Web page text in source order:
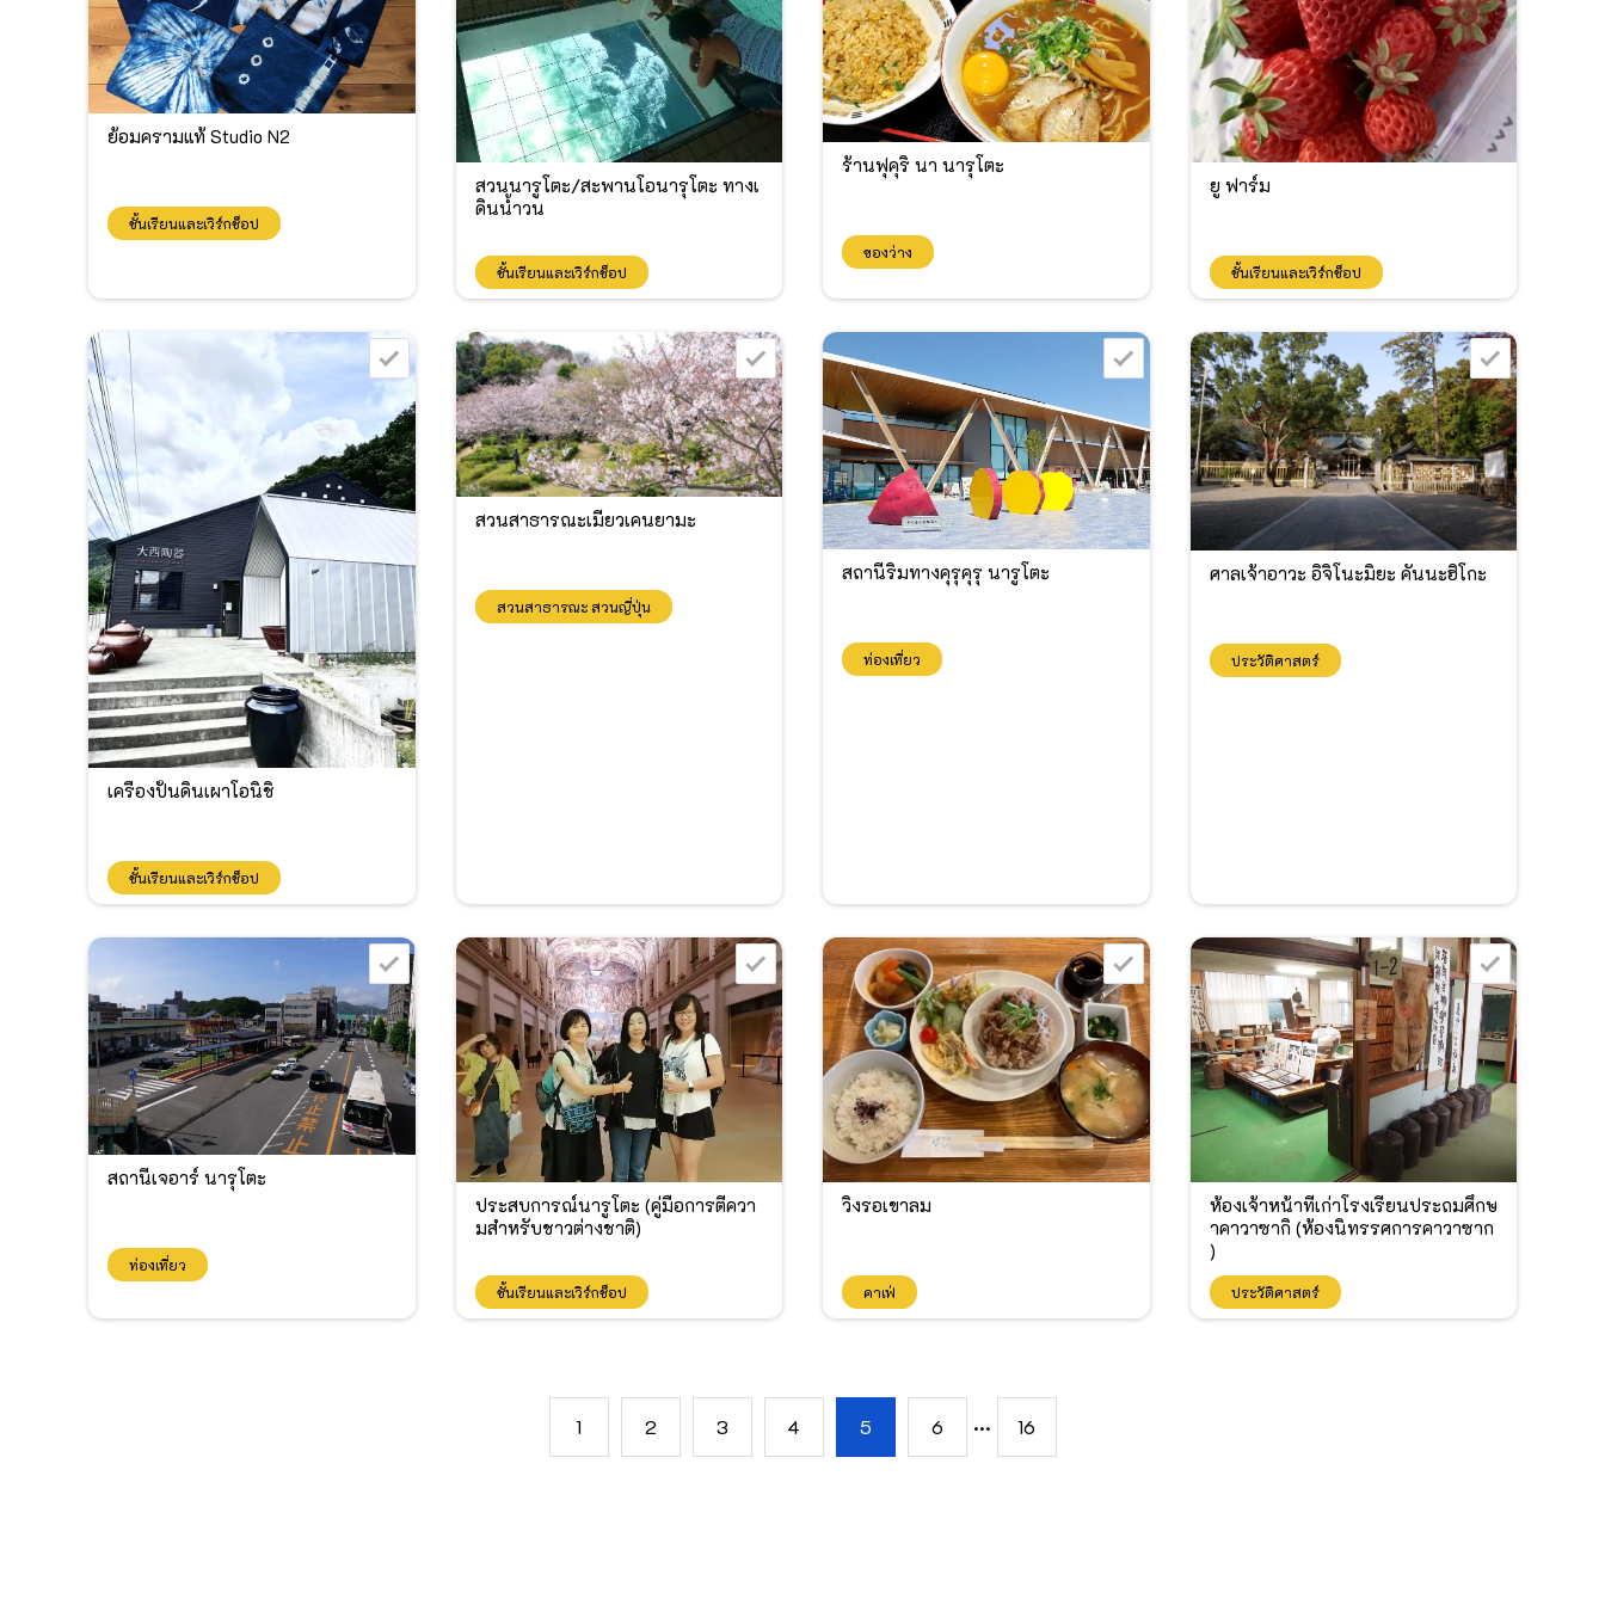
ย้อมครามแท้ Studio N2
ชั้นเรียนและเวิร์กช็อป
สวนนารูโตะ/สะพานโอนารุโตะ ทางเ
ดินน้ำวน
ชั้นเรียนและเวิร์กช็อป
ร้านฟุคุริ นา นารุโตะ
ของว่าง
ยู ฟาร์ม
ชั้นเรียนและเวิร์กช็อป
เครื่องปั้นดินเผาโอนิชิ
ชั้นเรียนและเวิร์กช็อป
สวนสาธารณะเมียวเคนยามะ
สวนสาธารณะ สวนญี่ปุ่น
สถานีริมทางคุรุคุรุ นารูโตะ
ท่องเที่ยว
ศาลเจ้าอาวะ อิจิโนะมิยะ คันนะฮิโกะ
ประวัติศาสตร์
สถานีเจอาร์ นารุโตะ
ท่องเที่ยว
ประสบการณ์นารูโตะ (คู่มือการตีควา
มสำหรับชาวต่างชาติ)
ชั้นเรียนและเวิร์กช็อป
วิ่งรอเขาลม
คาเฟ่
ห้องเจ้าหน้าที่เก่าโรงเรียนประถมศึกษ
าคาวาซากิ (ห้องนิทรรศการคาวาซาก
ิ)
ประวัติศาสตร์
1 2 3 4 5 6 ... 16